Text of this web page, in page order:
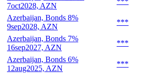
7oct2028, AZN
Azerbaijan, Bonds 8%
9sep2028, AZN
***
Azerbaijan, Bonds 7%
16sep2027, AZN
***
Azerbaijan, Bonds 6%
12aug2025, AZN
***